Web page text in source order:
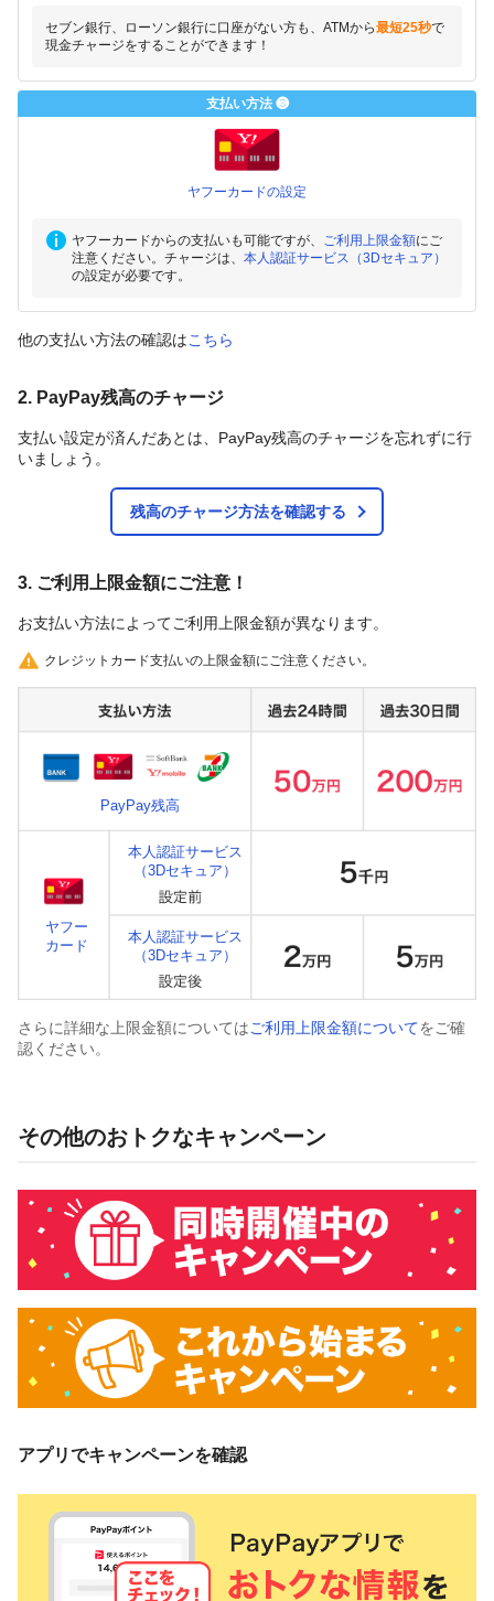
セブン銀行、ローソン銀行に口座がない方も、ATMから最短25秒で
現金チャージをすることができます！
支払い方法 ❸
ヤフーカードの設定
ヤフーカードからの支払いも可能ですが、 ご利用上限金額にご
注意ください。チャージは、 本人認証サービス（3Dセキュア）
の設定が必要です。
他の支払い方法の確認はこちら
2. PayPay残高のチャージ
支払い設定が済んだあとは、PayPay残高のチャージを忘れずに行
いましょう。
残高のチャージ方法を確認する
3. ご利用上限金額にご注意！
お支払い方法によってご利用上限金額が異なります。
クレジットカード支払いの上限金額にご注意ください。
PayPay残高
ヤフー
カード
本人認証サービス
（3Dセキュア）
本人認証サービス
（3Dセキュア）
さらに詳細な上限金額についてはご利用上限金額についてをご確
認ください。
その他のおトクなキャンペーン
アプリでキャンペーンを確認